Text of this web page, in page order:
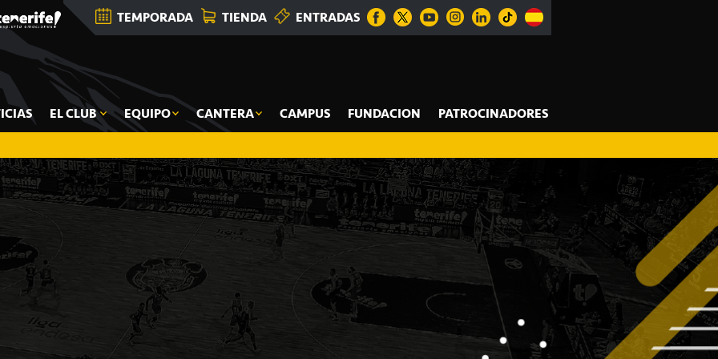
TEMPORADA TIENDA ENTRADAS
EL CLUB EQUIPO CANTERA CAMPUS FUNDACION PATROCINADORES